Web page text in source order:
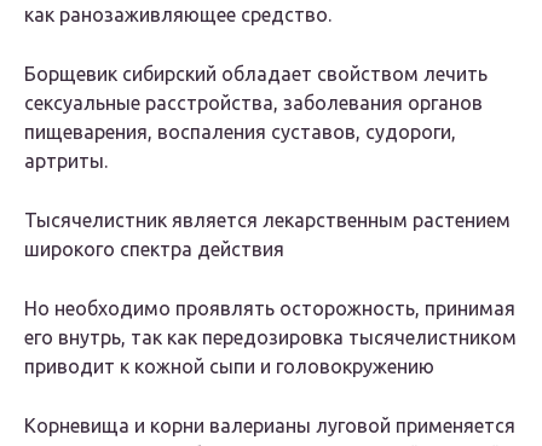
как ранозаживляющее средство.
Борщевик сибирский обладает свойством лечить
сексуальные расстройства, заболевания органов
пищеварения, воспаления суставов, судороги,
артриты.
Тысячелистник является лекарственным растением
широкого спектра действия
Но необходимо проявлять осторожность, принимая
его внутрь, так как передозировка тысячелистником
приводит к кожной сыпи и головокружению
Корневища и корни валерианы луговой применяется